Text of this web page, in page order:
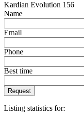
Kardian Evolution 156
Name
Email
Phone
Best time
Request
Listing statistics for: